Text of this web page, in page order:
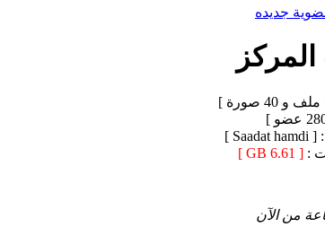
جديده
[ Saadat hamdi ]
:
[ 6.61 GB ]
من الآن